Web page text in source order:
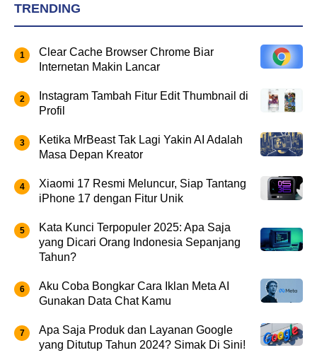
TRENDING
Clear Cache Browser Chrome Biar
Internetan Makin Lancar
Instagram Tambah Fitur Edit Thumbnail di
Profil
Ketika MrBeast Tak Lagi Yakin AI Adalah
Masa Depan Kreator
Xiaomi 17 Resmi Meluncur, Siap Tantang
iPhone 17 dengan Fitur Unik
Kata Kunci Terpopuler 2025: Apa Saja
yang Dicari Orang Indonesia Sepanjang
Tahun?
Aku Coba Bongkar Cara Iklan Meta AI
Gunakan Data Chat Kamu
Apa Saja Produk dan Layanan Google
yang Ditutup Tahun 2024? Simak Di Sini!